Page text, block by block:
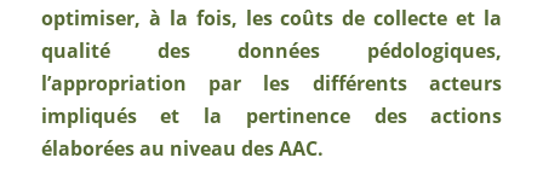
optimiser, à la fois, les coûts de collecte et la
qualité des données pédologiques,
l’appropriation par les différents acteurs
impliqués et la pertinence des actions
élaborées au niveau des AAC.